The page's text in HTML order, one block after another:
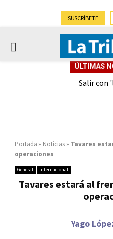
SUSCRÍBETE
PRIMARY
ÚLTIMAS
Salir con
Portada » Noticias » Tavares
operaciones
General Internacional
Tavares estará al
Yago